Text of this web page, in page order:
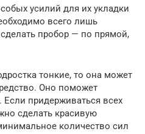
усилий для их укладки
всего лишь
пробор — по прямой,
тонкие, то она может
Оно поможет
Если придерживаться всех
сделать красивую
количество сил